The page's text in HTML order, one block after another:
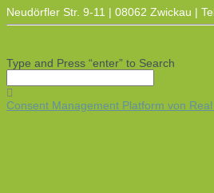
Neudörfler Str. 9-11 | 08062 Zwickau |
Type and Press “enter” to Search
Consent Management Platform von